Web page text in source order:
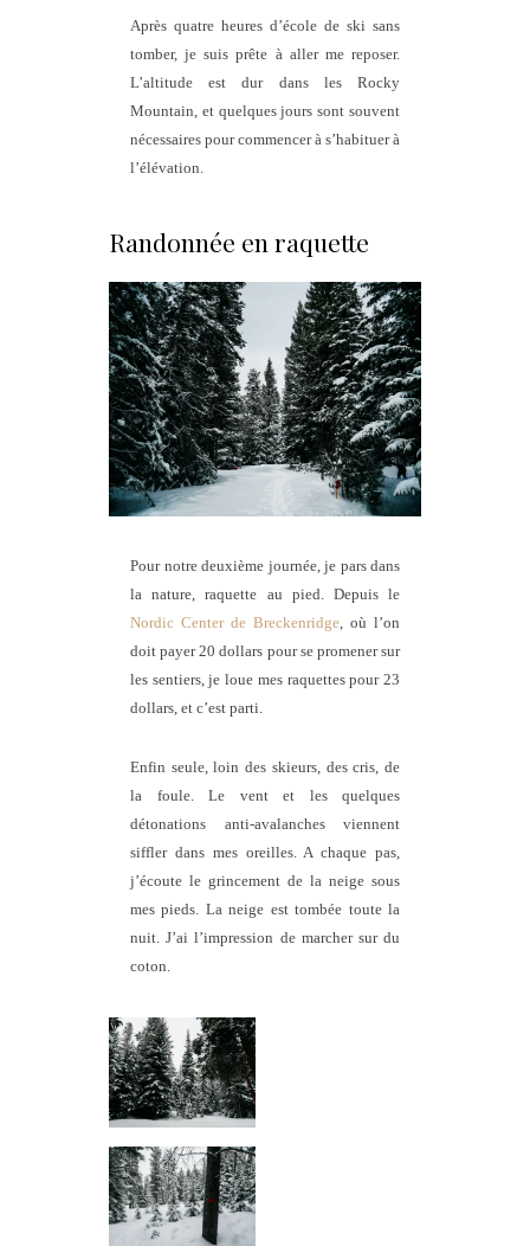
Après quatre heures d’école de ski sans
tomber, je suis prête à aller me reposer.
L’altitude est dur dans les Rocky
Mountain, et quelques jours sont souvent
nécessaires pour commencer à s’habituer à
l’élévation.
Randonnée en raquette
Pour notre deuxième journée, je pars dans
la nature, raquette au pied. Depuis le
Nordic Center de Breckenridge , où l’on
doit payer 20 dollars pour se promener sur
les sentiers, je loue mes raquettes pour 23
dollars, et c’est parti.
Enfin seule, loin des skieurs, des cris, de
la foule. Le vent et les quelques
détonations anti-avalanches viennent
siffler dans mes oreilles. A chaque pas,
j’écoute le grincement de la neige sous
mes pieds. La neige est tombée toute la
nuit. J’ai l’impression de marcher sur du
coton.